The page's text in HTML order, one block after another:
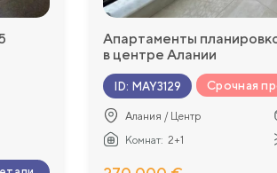
Апартаменты
в центре Алании
ID: MAY3129 Срочная
Алания / Центр
Комнат: 2+1